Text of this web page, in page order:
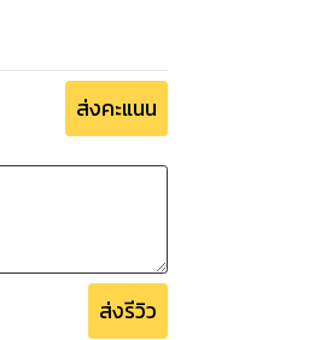
ส่งคะแนน
ส่งรีวิว